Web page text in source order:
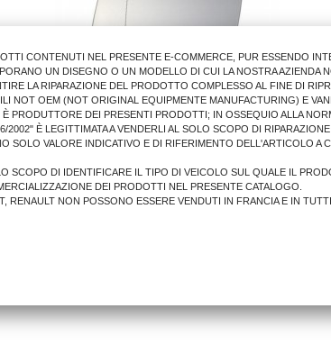
CONTENUTI NEL PRESENTE E-COMMERCE, PUR ESSENDO
UN DISEGNO O UN MODELLO DI CUI LA NOSTRA AZIENDA
LA RIPARAZIONE DEL PRODOTTO COMPLESSO AL FINE DI
NOT OEM (NOT ORIGINAL EQUIPMENTE MANUFACTURING) E
PRODUTTORE DEI PRESENTI PRODOTTI; IN OSSEQUIO ALLA
È LEGITTIMATA A VENDERLI AL SOLO SCOPO DI RIPARAZIONE.
SOLO VALORE INDICATIVO E DI RIFERIMENTO DELL'ARTICOLO A
SCOPO DI IDENTIFICARE IL TIPO DI VEICOLO SUL QUALE IL
DEI PRODOTTI NEL PRESENTE CATALOGO.
RENAULT NON POSSONO ESSERE VENDUTI IN FRANCIA E IN